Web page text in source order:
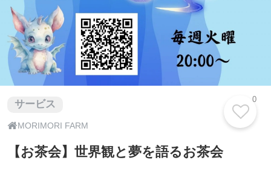
サービス
MORIMORI FARM
【お茶会】世界観と夢を語るお茶会
0